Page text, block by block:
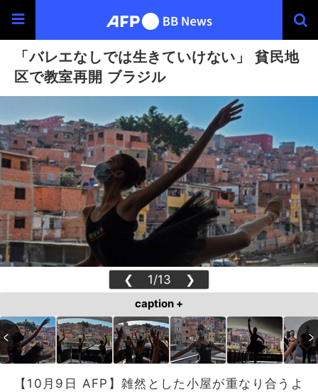
「バレエなしでは生きていけない」 貧民地
区で教室再開 ブラジル
❮ 1/13 ❯
caption +
【10月9日 AFP】雑然とした小屋が重なり合うよ